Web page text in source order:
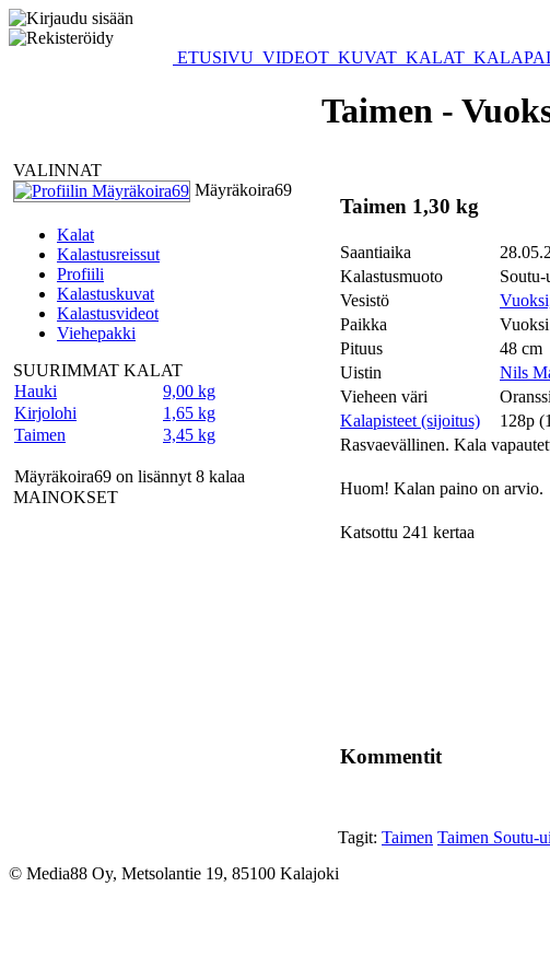
ETUSIVU VIDEOT KUVAT KALAT
VALINNAT
Mäyräkoira69
Kalat
Kalastusreissut
Profiili
Kalastuskuvat
Kalastusvideot
Viehepakki
SUURIMMAT KALAT
Hauki
9,00 kg
Kirjolohi
1,65 kg
Taimen
3,45 kg
Mäyräkoira69 on lisännyt 8 kalaa
MAINOKSET
Taimen -
Taimen 1,30 kg
Saantiaika
Kalastusmuoto
Soutu-
Vesistö
Paikka
Vuoksi
Pituus
48 cm
Uistin
Nils
Vieheen väri
Oranssi
Kalapisteet (sijoitus)
128p
Rasvaevällinen. Kala
Huom! Kalan paino on arvio.
Katsottu 241 kertaa
Kommentit
Tagit: Taimen Taimen Soutu-
© Media88 Oy, Metsolantie 19, 85100 Kalajoki